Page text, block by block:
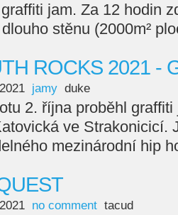
jam. Za 12 hodin
stěnu (2000m²
ROCKS 2021 -
jamy duke
2. října proběhl
ve Strakonicicí.
mezinárodní hip
no comment tacud